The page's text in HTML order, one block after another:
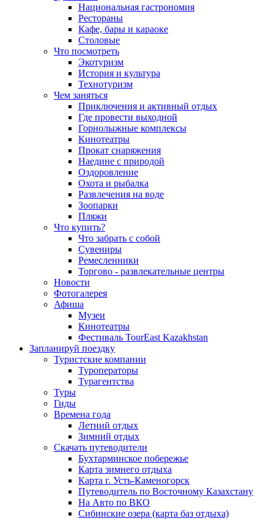
Национальная гастрономия
Рестораны
Кафе, бары и караоке
Столовые
Что посмотреть
Экотуризм
История и культура
Технотуризм
Чем заняться
Приключения и активный отдых
Где провести выходной
Горнолыжные комплексы
Кинотеатры
Прокат снаряжения
Наедине с природой
Оздоровление
Охота и рыбалка
Развлечения на воде
Зоопарки
Пляжи
Что купить?
Что забрать с собой
Сувениры
Ремесленники
Торгово - развлекательные центры
Новости
Фотогалерея
Афиша
Музеи
Кинотеатры
Фестиваль TourEast Kazakhstan
Запланируй поездку
Туристские компании
Туроператоры
Турагентства
Туры
Гиды
Времена года
Летний отдых
Зимний отдых
Скачать путеводители
Бухтарминское побережье
Карта зимнего отдыха
Карта г. Усть-Каменогорск
Путеводитель по Восточному Казахстану
На Авто по ВКО
Сибинские озера (карта баз отдыха)